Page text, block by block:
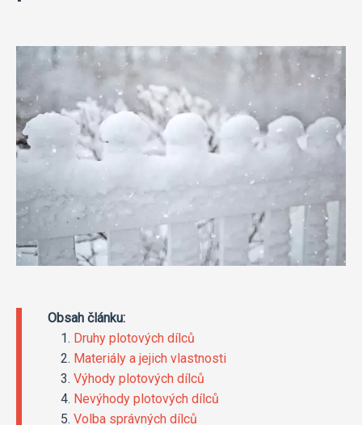
Obsah článku:
Druhy plotových dílců
Materiály a jejich vlastnosti
Výhody plotových dílců
Nevýhody plotových dílců
Volba správných dílců